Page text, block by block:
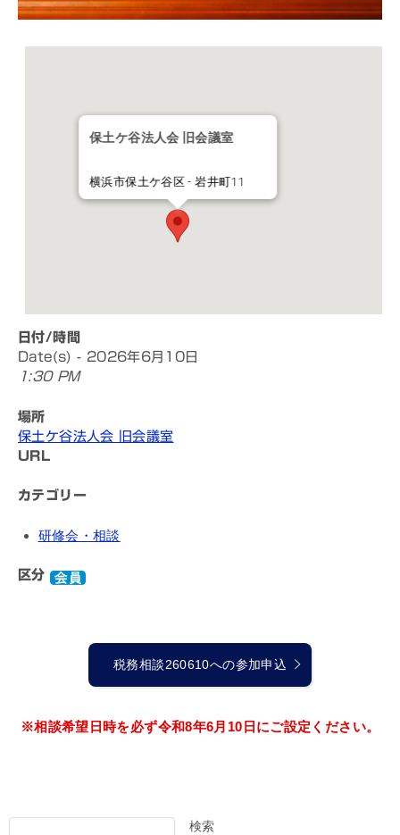
保土ケ谷法人会 旧会議室
横浜市保土ケ谷区 - 岩井町11
日付/時間
Date(s) - 2026年6月10日
1:30 PM
場所
保土ケ谷法人会 旧会議室
URL
カテゴリー
研修会・相談
区分
税務相談260610への参加申込
※相談希望日時を必ず令和8年6月10日にご設定ください。
検索